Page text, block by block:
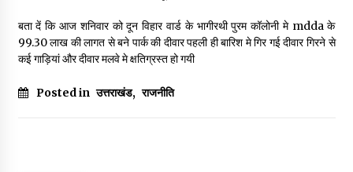
May 11, 2022
May 10, 2022
बता दें कि आज शनिवार को दून विहार वार्ड के भागीरथी पुरम कॉलोनी मे mdda के
99.30 लाख की लागत से बने पार्क की दीवार पहली ही बारिश मे गिर गई दीवार गिरने से
कई गाड़ियां और दीवार मलवे मे क्षतिग्रस्त हो गयी
Posted in उत्तराखंड, राजनीति